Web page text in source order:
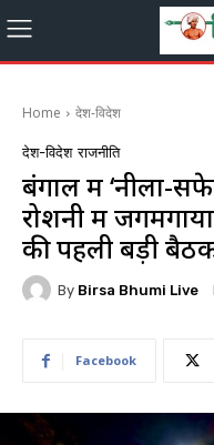
Home देश-विदेश
देश-विदेश राजनीति
बंगाल में ‘नीला-
रोशनी में
की पहली बड़ी
By Birsa Bhumi Live
Facebook